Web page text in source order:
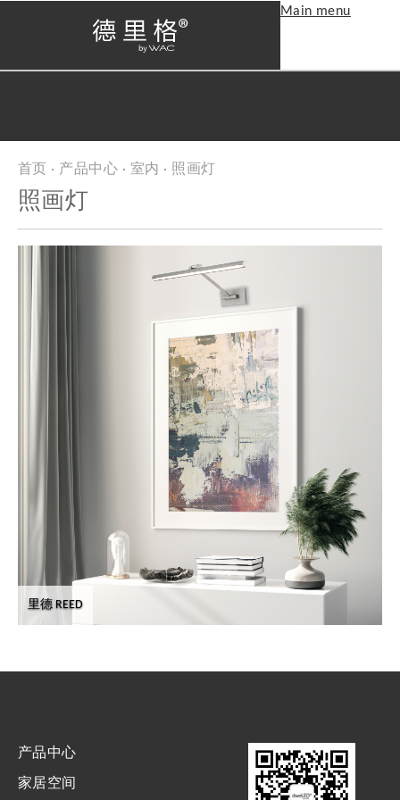
Main menu
当前位置
首页 · 产品中心 · 室内 · 照画灯
照画灯
里德 REED
产品中心
家居空间